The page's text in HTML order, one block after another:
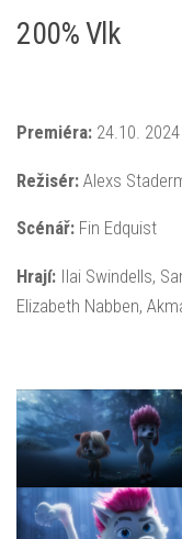
200% Vlk
Premiéra: 24.10. 2024
Režisér: Alexs
Scénář: Fin Edquist
Hrají: Ilai Swindells,
Elizabeth Nabben,